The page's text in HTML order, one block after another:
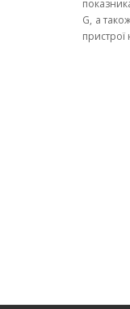
G, а
пристрої